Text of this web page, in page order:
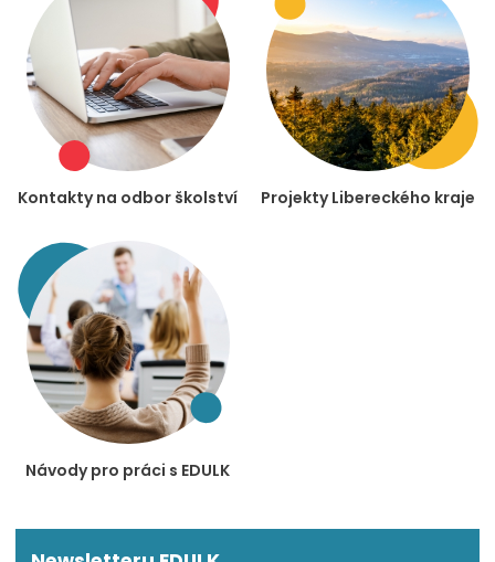
Kontakty na odbor školství Projekty Libereckého kraje
Návody pro práci s EDULK